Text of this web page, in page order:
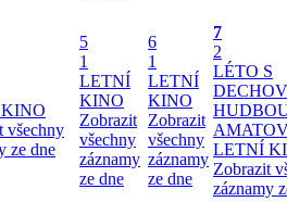
všechny
ze dne
5
1
LETNÍ
KINO
Zobrazit
všechny
záznamy
ze dne
6
1
LETNÍ
KINO
Zobrazit
všechny
záznamy
ze dne
7
2
LÉTO S
LETNÍ
Zobrazit
záznamy